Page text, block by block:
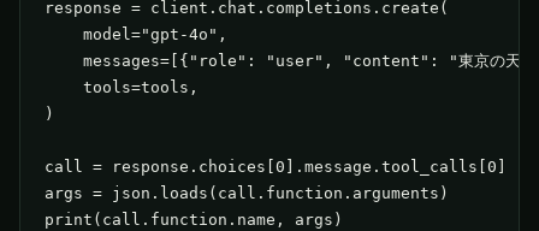
response = client.chat.completions.create(
    model="gpt-4o",
messages=[{"role": "user", "content": "東京の天気
    tools=tools,
)
call = response.choices[0].message.tool_calls[0]
args = json.loads(call.function.arguments)
print(call.function.name, args)